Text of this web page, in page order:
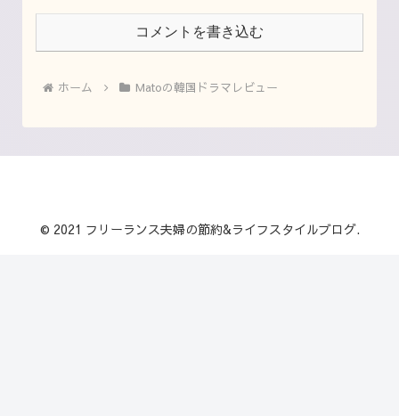
コメントを書き込む
ホーム Matoの韓国ドラマレビュー
© 2021 フリーランス夫婦の節約&ライフスタイルブログ.